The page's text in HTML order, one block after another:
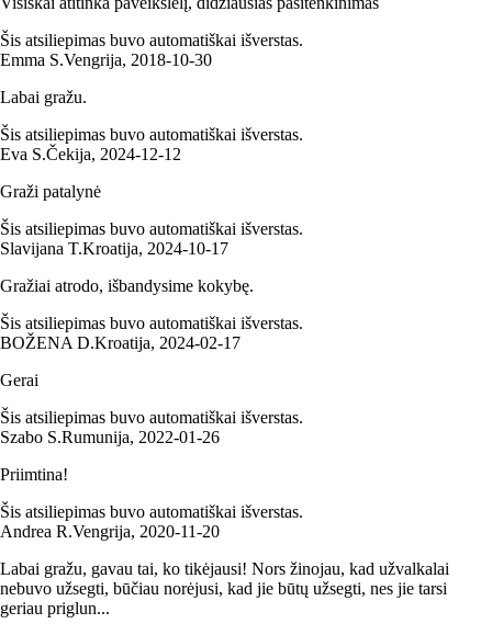
Šis atsiliepimas buvo automatiškai išverstas.
Emma S.Vengrija, 2018‑10‑30
Labai gražu.
Šis atsiliepimas buvo automatiškai išverstas.
Eva S.Čekija, 2024‑12‑12
Graži patalynė
Šis atsiliepimas buvo automatiškai išverstas.
Slavijana T.Kroatija, 2024‑10‑17
Gražiai atrodo, išbandysime kokybę.
Šis atsiliepimas buvo automatiškai išverstas.
BOŽENA D.Kroatija, 2024‑02‑17
Gerai
Šis atsiliepimas buvo automatiškai išverstas.
Szabo S.Rumunija, 2022‑01‑26
Priimtina!
Šis atsiliepimas buvo automatiškai išverstas.
Andrea R.Vengrija, 2020‑11‑20
Labai gražu, gavau tai, ko tikėjausi! Nors žinojau, kad užvalkalai
nebuvo užsegti, būčiau norėjusi, kad jie būtų užsegti, nes jie tarsi
geriau priglun...